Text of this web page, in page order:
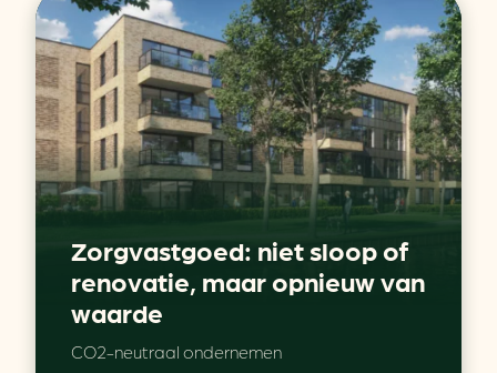
Zorgvastgoed: niet sloop of
renovatie, maar opnieuw van
waarde
CO2-neutraal ondernemen